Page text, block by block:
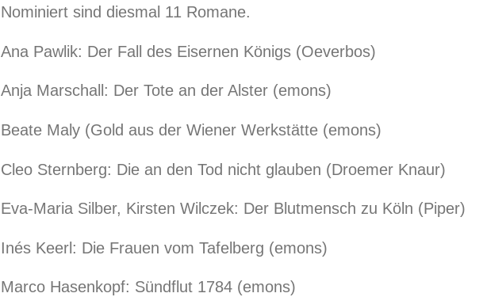
Nominiert sind diesmal 11 Romane.
Ana Pawlik: Der Fall des Eisernen Königs (Oeverbos)
Anja Marschall: Der Tote an der Alster (emons)
Beate Maly (Gold aus der Wiener Werkstätte (emons)
Cleo Sternberg: Die an den Tod nicht glauben (Droemer Knaur)
Eva-Maria Silber, Kirsten Wilczek: Der Blutmensch zu Köln (Piper)
Inés Keerl: Die Frauen vom Tafelberg (emons)
Marco Hasenkopf: Sündflut 1784 (emons)